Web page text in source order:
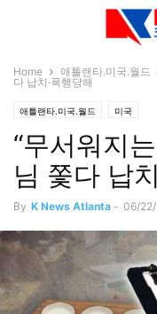
Home 애틀랜타.미국.월드
다 납치·폭행당해
애틀랜타.미국.월드 미국
“무서워지
님 쫓다 납
By K News Atlanta - 06/22/